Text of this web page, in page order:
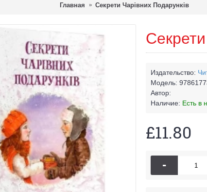
Главная Секрети Чарівних Подарунків
Издательство:
Модель:
Автор:
Наличие: Есть в
£11.80
-